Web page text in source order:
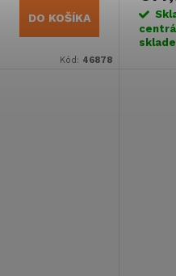
DO KOŠÍKA
Kód: 46878
sklade